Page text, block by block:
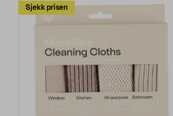
Sjekk prisen